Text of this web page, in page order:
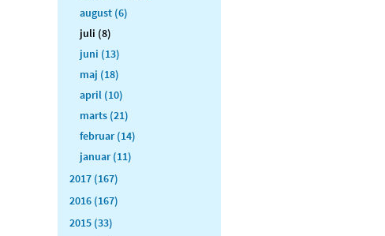
august (6)
juli (8)
juni (13)
maj (18)
april (10)
marts (21)
februar (14)
januar (11)
2017 (167)
2016 (167)
2015 (33)